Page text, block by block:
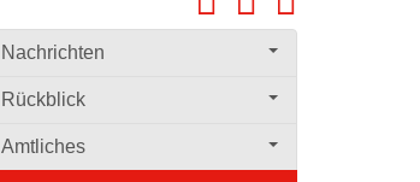
Nachrichten
Rückblick
Amtliches